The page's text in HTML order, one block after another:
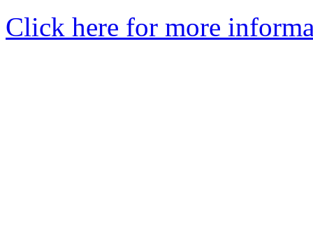
Click here for more